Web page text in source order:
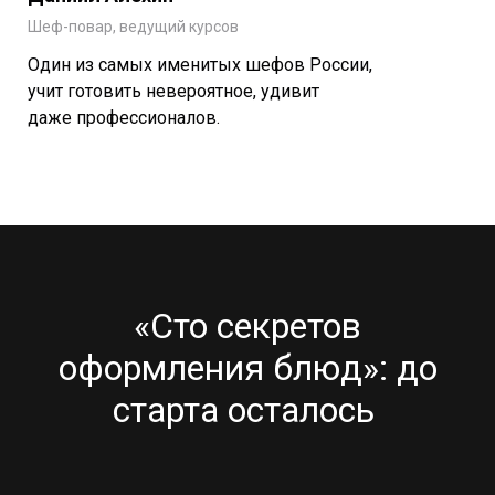
Шеф-повар, ведущий курсов
Один из самых именитых шефов России,
учит готовить невероятное, удивит
даже профессионалов.
«Сто секретов
оформления блюд»: до
старта осталось